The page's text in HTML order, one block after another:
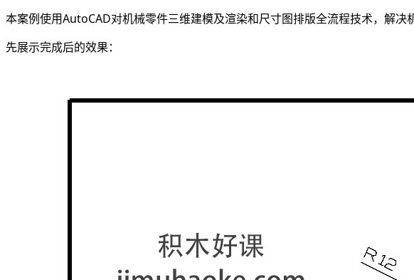
本案例使用AutoCAD对机械零件三维建模及渲染和尺寸图排版全流程技术，解决
先展示完成后的效果：